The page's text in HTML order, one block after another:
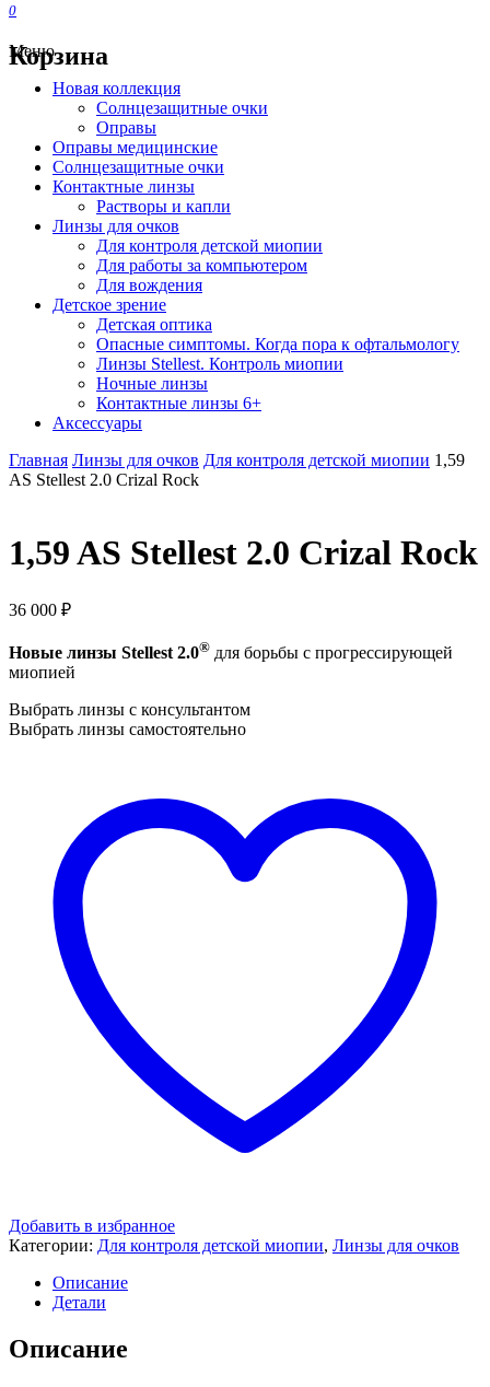
0
Корзина
Меню
Новая коллекция
Солнцезащитные очки
Оправы
Оправы медицинские
Солнцезащитные очки
Контактные линзы
Растворы и капли
Линзы для очков
Для контроля детской миопии
Для работы за компьютером
Для вождения
Детское зрение
Детская оптика
Опасные симптомы. Когда пора к офтальмологу
Линзы Stellest. Контроль миопии
Ночные линзы
Контактные линзы 6+
Аксессуары
Главная Линзы для очков Для контроля детской миопии 1,59
AS Stellest 2.0 Crizal Rock
1,59 AS Stellest 2.0 Crizal Rock
36 000 ₽
Новые линзы Stellest 2.0® для борьбы с прогрессирующей
миопией
Выбрать линзы с консультантом
Выбрать линзы самостоятельно
Добавить в избранное
Категории: Для контроля детской миопии, Линзы для очков
Описание
Детали
Описание